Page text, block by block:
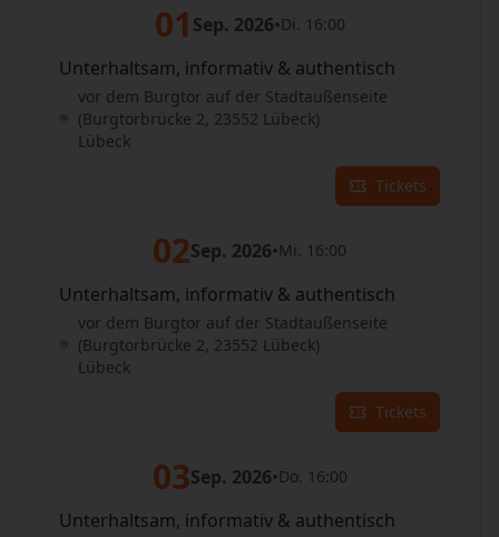
01 Sep. 2026•Di. 16:00
Unterhaltsam, informativ & authentisch
vor dem Burgtor auf der Stadtaußenseite
(Burgtorbrücke 2, 23552 Lübeck)
Lübeck
Tickets
02Sep. 2026•Mi. 16:00
Unterhaltsam, informativ & authentisch
vor dem Burgtor auf der Stadtaußenseite
(Burgtorbrücke 2, 23552 Lübeck)
Lübeck
Tickets
03Sep. 2026•Do. 16:00
Unterhaltsam, informativ & authentisch